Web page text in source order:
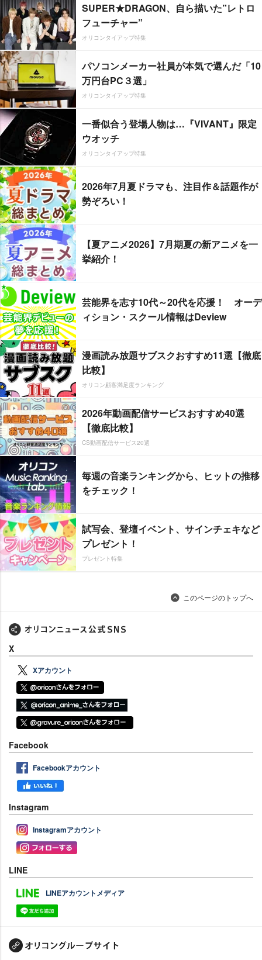
SUPER★DRAGON、自ら描いた”レトロ
フューチャー”
オリコンタイアップ特集
パソコンメーカー社員が本気で選んだ「10
万円台PC３選」
オリコンタイアップ特集
一番似合う登場人物は…『VIVANT』限定
ウオッチ
オリコンタイアップ特集
2026年7月夏ドラマも、注目作＆話題作が
勢ぞろい！
【夏アニメ2026】7月期夏の新アニメを一
挙紹介！
芸能界を志す10代～20代を応援！ オーデ
ィション・スクール情報はDeview
漫画読み放題サブスクおすすめ11選【徹底
比較】
オリコン顧客満足度ランキング
2026年動画配信サービスおすすめ40選
【徹底比較】
CS動画配信サービス20選
毎週の音楽ランキングから、ヒットの推移
をチェック！
試写会、登壇イベント、サインチェキなど
プレゼント！
プレゼント特集
このページのトップへ
X
Xアカウント
Facebook
Facebookアカウント
Instagram
Instagramアカウント
LINE
LINEアカウントメディア